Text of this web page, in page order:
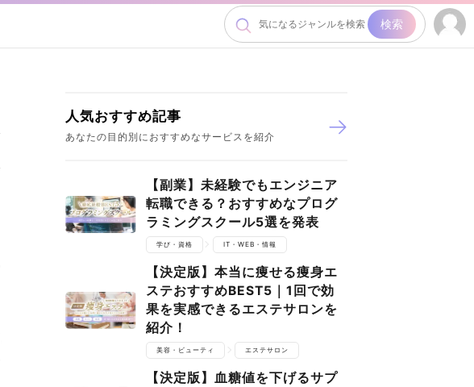
検索
人気おすすめ記事
あなたの目的別におすすめなサービスを紹介
【副業】未経験でもエンジニア
転職できる？おすすめなプログ
ラミングスクール5選を発表
学び・資格 IT・WEB・情報
【決定版】本当に痩せる痩身エ
ステおすすめBEST5｜1回で効
果を実感できるエステサロンを
紹介！
美容・ビューティ エステサロン
【決定版】血糖値を下げるサプ